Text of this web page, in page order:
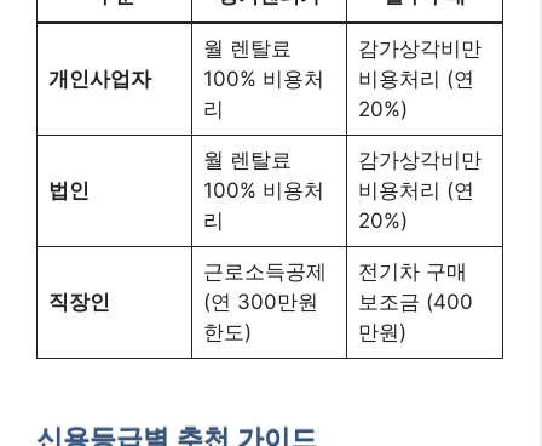
개인사업자
월 렌탈료
100% 비용처
리
감가상각비만
비용처리 (연
20%)
법인
월 렌탈료
100% 비용처
리
감가상각비만
비용처리 (연
20%)
직장인
근로소득공제
(연 300만원
한도)
전기차 구매
보조금 (400
만원)
신용등급별 추천 가이드